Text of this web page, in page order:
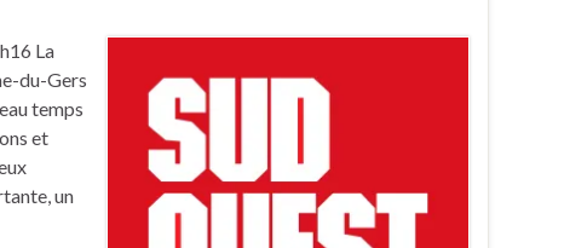
La
du-Gers
temps
et
un